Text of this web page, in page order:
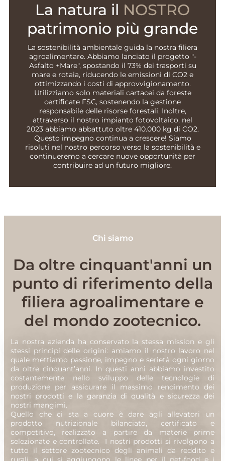
La natura il NOSTRO
patrimonio più grande
La sostenibilità ambientale guida la nostra filiera
agroalimentare. Abbiamo lanciato il progetto "-
Asfalto +Mare", spostando il 73% dei trasporti su
mare e rotaia, riducendo le emissioni di CO2 e
ottimizzando i costi di approvvigionamento.
Utilizziamo solo materiali cartacei da foreste
certificate FSC, sostenendo la gestione
responsabile delle risorse forestali. Inoltre,
attraverso il nostro impianto fotovoltaico, nel
2023 abbiamo abbattuto oltre 410.000 kg di CO2.
Questo impegno continua a crescere! Siamo
risoluti nel nostro percorso verso la sostenibilità e
continueremo a cercare nuove opportunità per
contribuire ad un futuro migliore.
Chi siamo
Da oltre cinquant'anni un
punto di riferimento della
filiera agroalimentare e
del mondo zootecnico.
La nostra azienda ha conservato la stessa mission e gli
stessi principi delle origini: amiamo il nostro lavoro nel
quale mettiamo passione, impegno e serietà ogni giorno
da oltre cinquant’anni. In questi anni abbiamo investito
costantemente nello sviluppo delle tecnologie di
produzione per assicurare il massimo rendimento dei
nostri prodotti e la garanzia di qualità e sicurezza dei
nostri mangimi.
Quello che ci sta a cuore è dare agli allevatori un
prodotto nutrizionale bilanciato, certificato e
competitivo, realizzato a partire da materie prime
selezionate e controllate. I nostri prodotti si rivolgono a
tutto il settore zootecnico degli animali da reddito e